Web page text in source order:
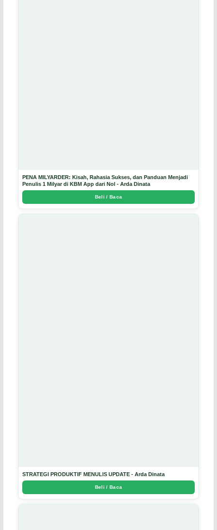
PENA MILYARDER: Kisah, Rahasia Sukses, dan Panduan Menjadi
Penulis 1 Milyar di KBM App dari Nol - Arda Dinata
Beli / Baca
STRATEGI PRODUKTIF MENULIS UPDATE - Arda Dinata
Beli / Baca